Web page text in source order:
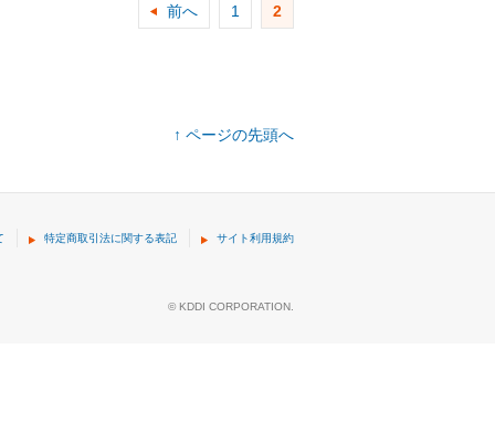
前へ 1 2
↑ ページの先頭へ
特定商取引法に関する表記
サイト利用規約
© KDDI CORPORATION.